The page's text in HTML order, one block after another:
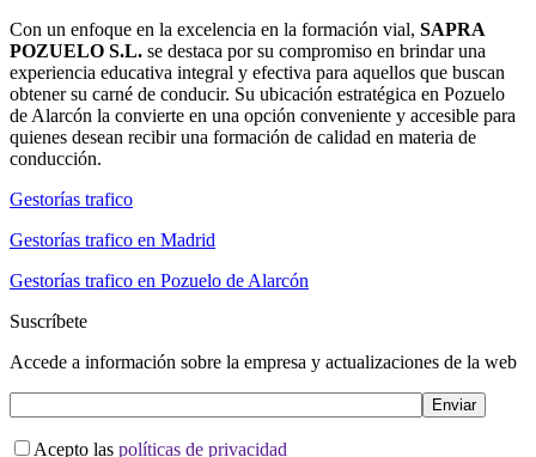
Con un enfoque en la excelencia en la formación vial, SAPRA
POZUELO S.L. se destaca por su compromiso en brindar una
experiencia educativa integral y efectiva para aquellos que buscan
obtener su carné de conducir. Su ubicación estratégica en Pozuelo
de Alarcón la convierte en una opción conveniente y accesible para
quienes desean recibir una formación de calidad en materia de
conducción.
Gestorías trafico
Gestorías trafico en Madrid
Gestorías trafico en Pozuelo de Alarcón
Suscríbete
Accede a información sobre la empresa y actualizaciones de la web
Acepto las políticas de privacidad